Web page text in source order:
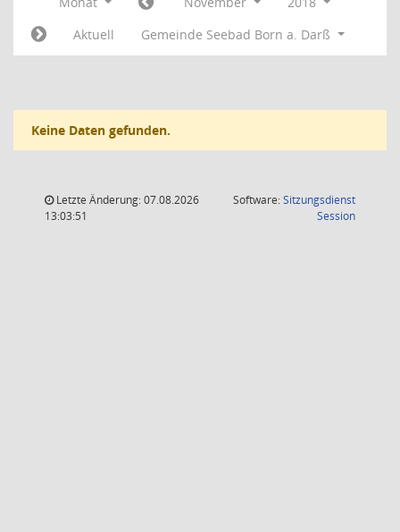
Aktuell
Gemeinde Seebad Born a. Darß
Keine Daten gefunden.
Letzte Änderung: 07.08.2026
13:03:51
Software:Sitzungsdienst
Session(Wird in